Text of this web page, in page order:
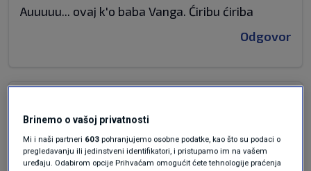
Auuuuu... ovaj k'o baba Vanga. Ćiribu ćiriba
Odgovor
Trabunjanje nesposobnjakovića. Da bi prikrili
svoje nesposobnosti i neuspehe (i ponizno
Brinemo o vašoj privatnosti
Mi i naši partneri 603 pohranjujemo osobne podatke, kao što su podaci o
pregledavanju ili jedinstveni identifikatori, i pristupamo im na vašem
uređaju. Odabirom opcije Prihvaćam omogućit ćete tehnologije praćenja